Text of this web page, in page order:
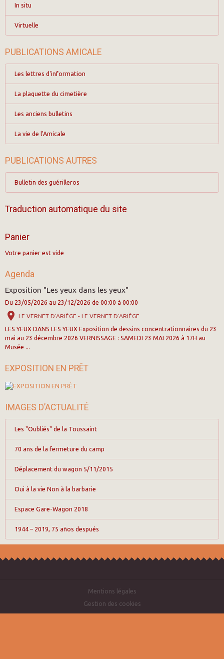
In situ
Virtuelle
PUBLICATIONS AMICALE
Les lettres d'information
La plaquette du cimetière
Les anciens bulletins
La vie de l'Amicale
PUBLICATIONS AUTRES
Bulletin des guérilleros
Traduction automatique du site
Panier
Votre panier est vide
Agenda
Exposition "Les yeux dans les yeux"
Du 23/05/2026 au 23/12/2026 de 00:00 à 00:00
LE VERNET D'ARIÈGE - LE VERNET D'ARIÈGE
LES YEUX DANS LES YEUX Exposition de dessins concentrationnaires du 23
mai au 23 décembre 2026 VERNISSAGE : SAMEDI 23 MAI 2026 à 17H au
Musée ...
EXPOSITION EN PRÊT
IMAGES D’ACTUALITÉ
Les "Oubliés" de la Toussaint
70 ans de la fermeture du camp
Déplacement du wagon 5/11/2015
Oui à la vie Non à la barbarie
Espace Gare-Wagon 2018
1944 – 2019, 75 años después
Mentions légales
Gestion des cookies